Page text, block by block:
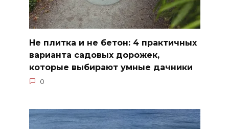
Не плитка и не бетон: 4 практичных
варианта садовых дорожек,
которые выбирают умные дачники
0